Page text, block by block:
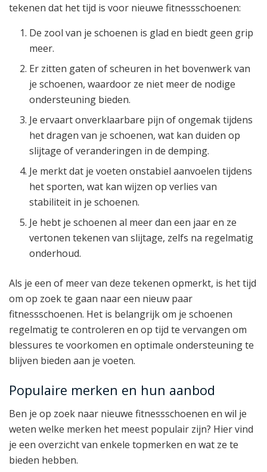
tekenen dat het tijd is voor nieuwe fitnessschoenen:
De zool van je schoenen is glad en biedt geen grip
meer.
Er zitten gaten of scheuren in het bovenwerk van
je schoenen, waardoor ze niet meer de nodige
ondersteuning bieden.
Je ervaart onverklaarbare pijn of ongemak tijdens
het dragen van je schoenen, wat kan duiden op
slijtage of veranderingen in de demping.
Je merkt dat je voeten onstabiel aanvoelen tijdens
het sporten, wat kan wijzen op verlies van
stabiliteit in je schoenen.
Je hebt je schoenen al meer dan een jaar en ze
vertonen tekenen van slijtage, zelfs na regelmatig
onderhoud.
Als je een of meer van deze tekenen opmerkt, is het tijd
om op zoek te gaan naar een nieuw paar
fitnessschoenen. Het is belangrijk om je schoenen
regelmatig te controleren en op tijd te vervangen om
blessures te voorkomen en optimale ondersteuning te
blijven bieden aan je voeten.
Populaire merken en hun aanbod
Ben je op zoek naar nieuwe fitnessschoenen en wil je
weten welke merken het meest populair zijn? Hier vind
je een overzicht van enkele topmerken en wat ze te
bieden hebben.